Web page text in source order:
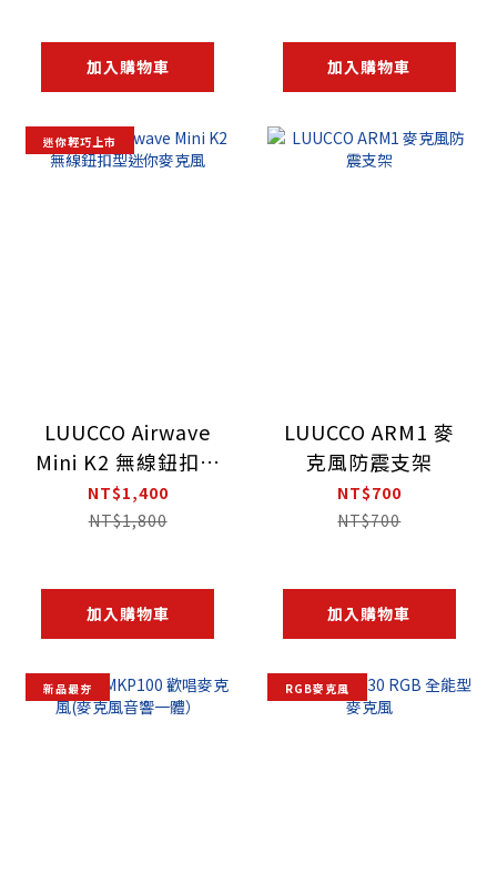
加入購物車 加入購物車
迷你輕巧上市
LUUCCO Airwave
Mini K2 無線鈕扣型
迷你麥克風
NT$1,400
NT$1,800
加入購物車
LUUCCO ARM1 麥
克風防震支架
NT$700
NT$700
加入購物車
新品最夯 RGB麥克風